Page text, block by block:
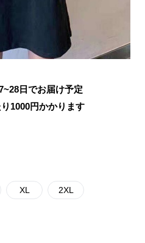
日でお届け予定
1000円かかります
XL 2XL